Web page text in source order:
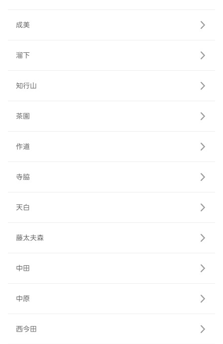
成美
溜下
知行山
茶園
作道
寺脇
天白
藤太夫森
中田
中原
西今田